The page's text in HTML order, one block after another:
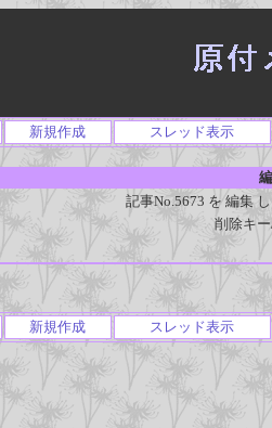
新規作成 スレッド表示
記事No.5673 を 編集
削除キ
新規作成 スレッド表示